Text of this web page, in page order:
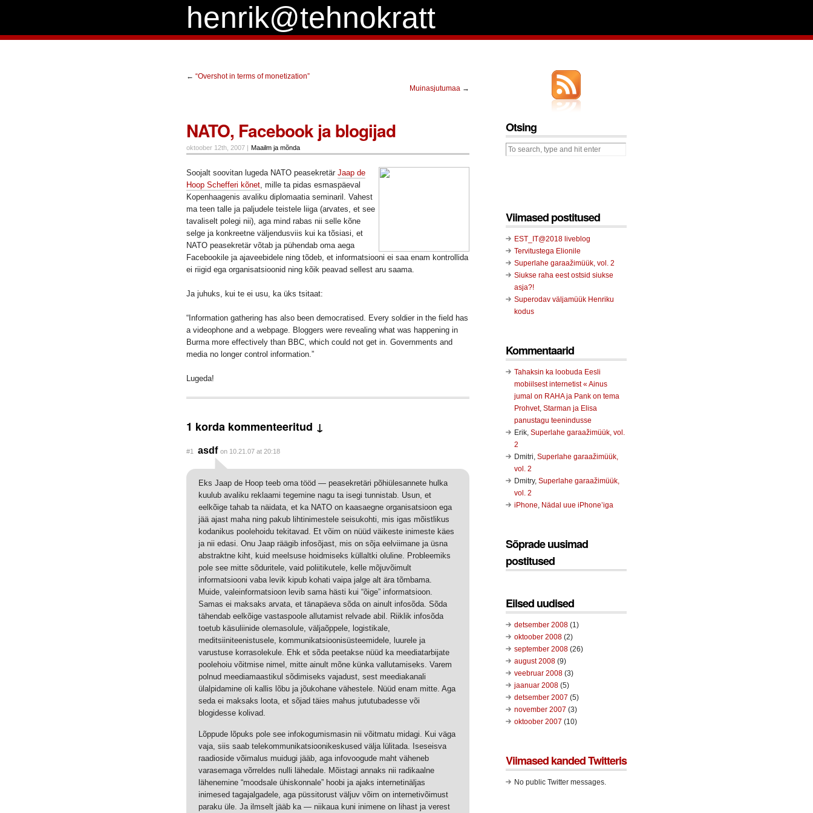
henrik@tehnokratt
← “Overshot in terms of monetization”
Muinasjutumaa →
NATO, Facebook ja blogijad
oktoober 12th, 2007 | Maailm ja mõnda
Soojalt soovitan lugeda NATO peasekretär Jaap de
Hoop Schefferi kõnet , mille ta pidas esmaspäeval
Kopenhaagenis avaliku diplomaatia seminaril. Vahest
ma teen talle ja paljudele teistele liiga (arvates, et see
tavaliselt polegi nii), aga mind rabas nii selle kõne
selge ja konkreetne väljendusviis kui ka tõsiasi, et
NATO peasekretär võtab ja pühendab oma aega
Facebookile ja ajaveebidele ning tõdeb, et informatsiooni ei saa enam kontrollida
ei riigid ega organisatsioonid ning kõik peavad sellest aru saama.
Ja juhuks, kui te ei usu, ka üks tsitaat:
“Information gathering has also been democratised. Every soldier in the field has
a videophone and a webpage. Bloggers were revealing what was happening in
Burma more effectively than BBC, which could not get in. Governments and
media no longer control information.”
Lugeda!
1 korda kommenteeritud ↓
#1 asdf on 10.21.07 at 20:18
Eks Jaap de Hoop teeb oma tööd — peasekretäri põhiülesannete hulka
kuulub avaliku reklaami tegemine nagu ta isegi tunnistab. Usun, et
eelkõige tahab ta näidata, et ka NATO on kaasaegne organisatsioon ega
jää ajast maha ning pakub lihtinimestele seisukohti, mis igas mõistlikus
kodanikus poolehoidu tekitavad. Et võim on nüüd väikeste inimeste käes
ja nii edasi. Onu Jaap räägib infosõjast, mis on sõja eelviimane ja üsna
abstraktne kiht, kuid meelsuse hoidmiseks küllaltki oluline. Probleemiks
pole see mitte sõduritele, vaid poliitikutele, kelle mõjuvõimult
informatsiooni vaba levik kipub kohati vaipa jalge alt ära tõmbama.
Muide, valeinformatsioon levib sama hästi kui “õige” informatsioon.
Samas ei maksaks arvata, et tänapäeva sõda on ainult infosõda. Sõda
tähendab eelkõige vastaspoole allutamist relvade abil. Riiklik infosõda
toetub käsuliinide olemasolule, väljaõppele, logistikale,
meditsiiniteenistusele, kommunikatsioonisüsteemidele, luurele ja
varustuse korrasolekule. Ehk et sõda peetakse nüüd ka meediatarbijate
poolehoiu võitmise nimel, mitte ainult mõne künka vallutamiseks. Varem
polnud meediamaastikul sõdimiseks vajadust, sest meediakanali
ülalpidamine oli kallis lõbu ja jõukohane vähestele. Nüüd enam mitte. Aga
seda ei maksaks loota, et sõjad täies mahus jututubadesse või
blogidesse kolivad.
Lõppude lõpuks pole see infokogumismasin nii võitmatu midagi. Kui väga
vaja, siis saab telekommunikatsioonikeskused välja lülitada. Iseseisva
raadioside võimalus muidugi jääb, aga infovoogude maht väheneb
varasemaga võrreldes nulli lähedale. Mõistagi annaks nii radikaalne
lähenemine “moodsale ühiskonnale” hoobi ja ajaks internetinäljas
inimesed tagajalgadele, aga püssitorust väljuv võim on internetivõimust
paraku üle. Ja ilmselt jääb ka — niikaua kuni inimene on lihast ja verest
Otsing
Viimased postitused
EST_IT@2018 liveblog
Tervitustega Elionile
Superlahe garaažimüük, vol. 2
Siukse raha eest ostsid siukse
asja?!
Superodav väljamüük Henriku
kodus
Kommentaarid
Tahaksin ka loobuda Eesli
mobiilsest internetist « Ainus
jumal on RAHA ja Pank on tema
Prohvet, Starman ja Elisa
panustagu teenindusse
Erik, Superlahe garaažimüük, vol.
2
Dmitri, Superlahe garaažimüük,
vol. 2
Dmitry, Superlahe garaažimüük,
vol. 2
iPhone, Nädal uue iPhone’iga
Sõprade uusimad
postitused
Eilsed uudised
detsember 2008 (1)
oktoober 2008 (2)
september 2008 (26)
august 2008 (9)
veebruar 2008 (3)
jaanuar 2008 (5)
detsember 2007 (5)
november 2007 (3)
oktoober 2007 (10)
Viimased kanded Twitteris
No public Twitter messages.